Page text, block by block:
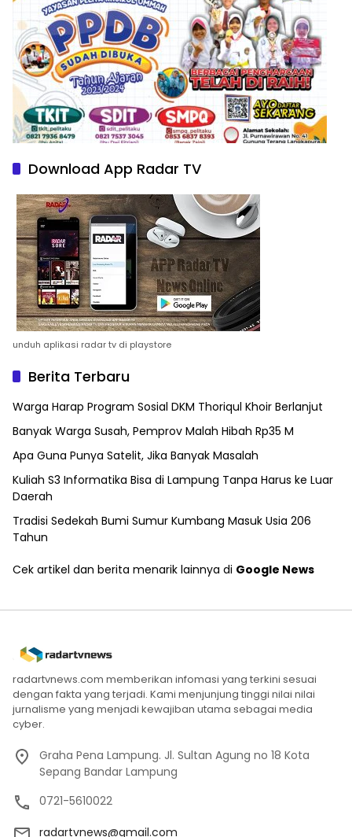
Download App Radar TV
unduh aplikasi radar tv di playstore
Berita Terbaru
Warga Harap Program Sosial DKM Thoriqul Khoir Berlanjut
Banyak Warga Susah, Pemprov Malah Hibah Rp35 M
Apa Guna Punya Satelit, Jika Banyak Masalah
Kuliah S3 Informatika Bisa di Lampung Tanpa Harus ke Luar
Daerah
Tradisi Sedekah Bumi Sumur Kumbang Masuk Usia 206
Tahun
Cek artikel dan berita menarik lainnya di Google News
radartvnews.com memberikan infomasi yang terkini sesuai
dengan fakta yang terjadi. Kami menjunjung tinggi nilai nilai
jurnalisme yang menjadi kewajiban utama sebagai media
cyber.
Graha Pena Lampung. Jl. Sultan Agung no 18 Kota
Sepang Bandar Lampung
0721-5610022
radartvnews@gmail.com